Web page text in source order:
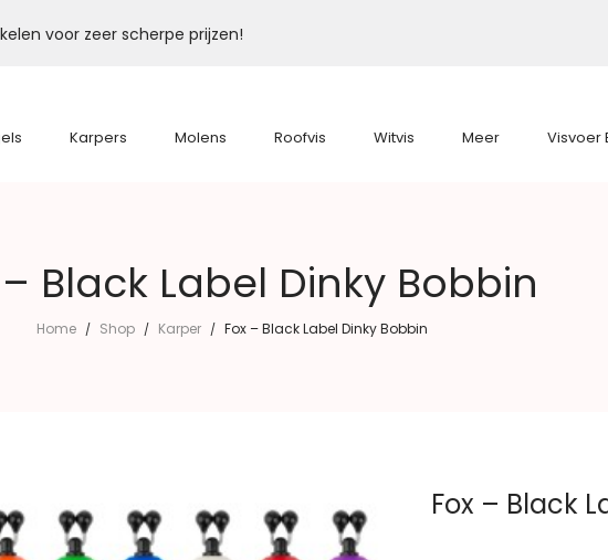
voor zeer scherpe prijzen!
Karpers Molens Roofvis Witvis Meer Visvoer
– Black Label Dinky Bobbin
Home / Shop / Karper / Fox – Black Label Dinky Bobbin
Fox – Black